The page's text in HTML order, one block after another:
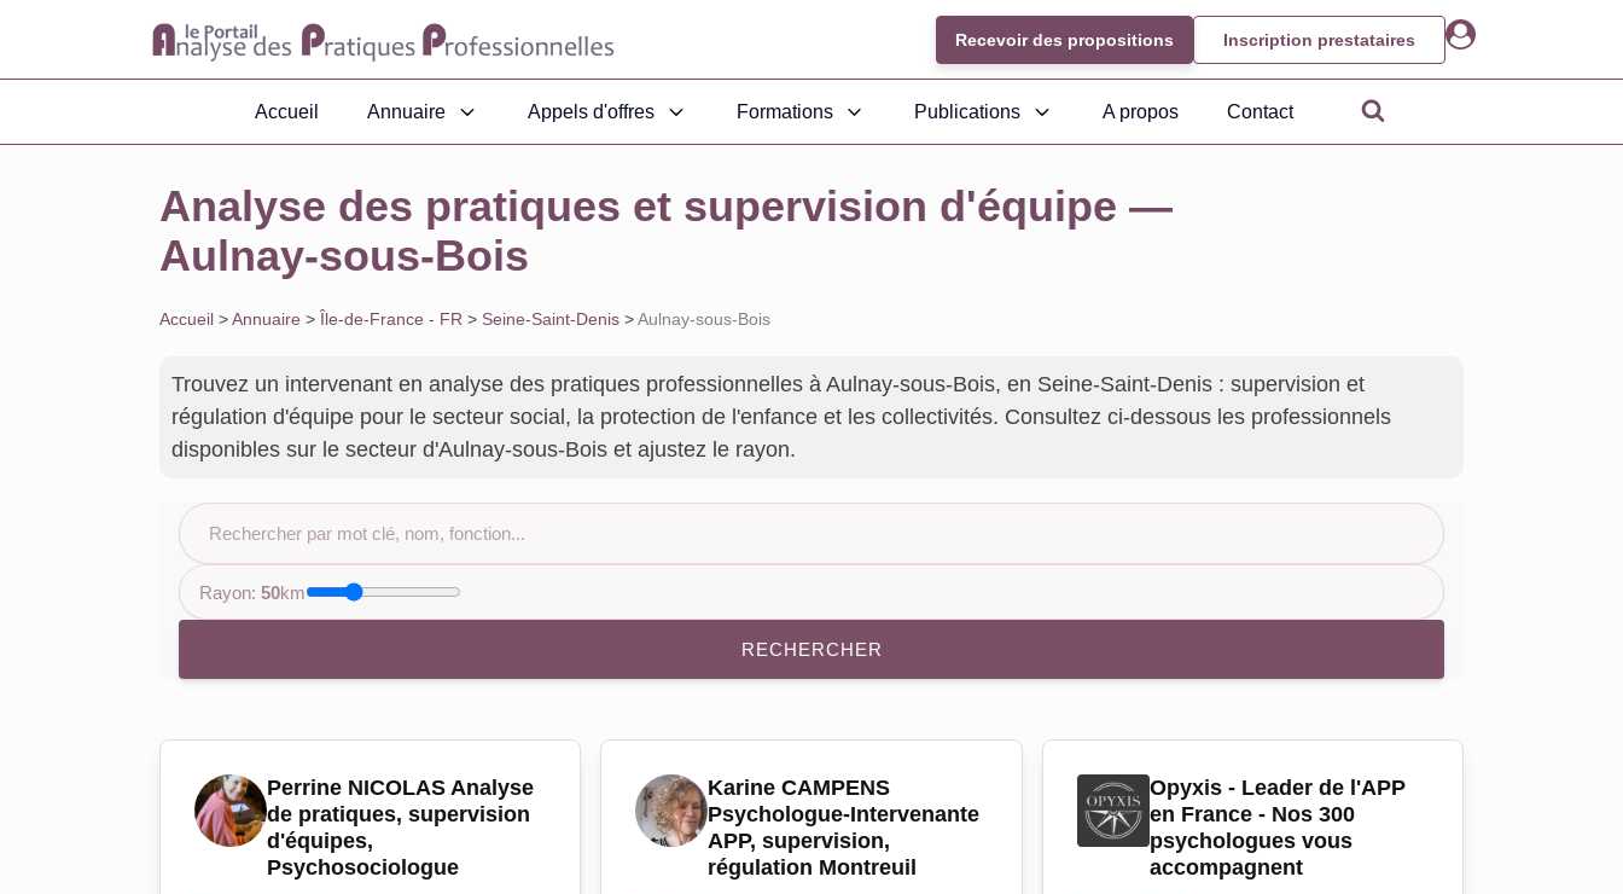
Recevoir des propositions Inscription prestataires
Accueil Annuaire Appels d'offres Formations Publications A propos Contact
Analyse des pratiques et supervision d'équipe —
Aulnay-sous-Bois
Accueil >Annuaire > Île-de-France - FR > Seine-Saint-Denis >Aulnay-sous-Bois
Trouvez un intervenant en analyse des pratiques professionnelles à Aulnay-sous-Bois, en Seine-Saint-Denis : supervision et
régulation d'équipe pour le secteur social, la protection de l'enfance et les collectivités. Consultez ci-dessous les professionnels
disponibles sur le secteur d'Aulnay-sous-Bois et ajustez le rayon.
Rayon: 50km
RECHERCHER
Perrine NICOLAS Analyse
de pratiques, supervision
d'équipes,
Psychosociologue
Karine CAMPENS
Psychologue-Intervenante
APP, supervision,
régulation Montreuil
Opyxis - Leader de l'APP
en France - Nos 300
psychologues vous
accompagnent